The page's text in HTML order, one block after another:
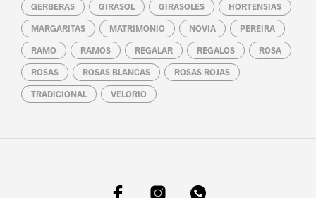
GERBERAS GIRASOL GIRASOLES HORTENSIAS
MARGARITAS MATRIMONIO NOVIA PEREIRA
RAMO RAMOS REGALAR REGALOS ROSA
ROSAS ROSAS BLANCAS ROSAS ROJAS
TRADICIONAL VELORIO